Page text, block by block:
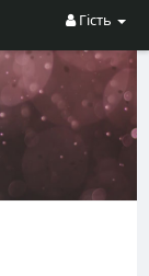
Гість